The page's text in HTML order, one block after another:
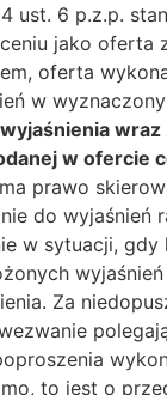
ust. 6 p.z.p.
jako oferta
oferta
w
w ofercie
prawo
do wyjaśnień
w sytuacji, gdy
Za
to jest o